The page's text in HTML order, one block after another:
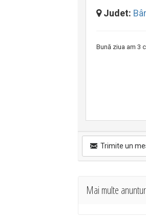
Judet:
Bună ziua am 3
Trimite un
Mai multe